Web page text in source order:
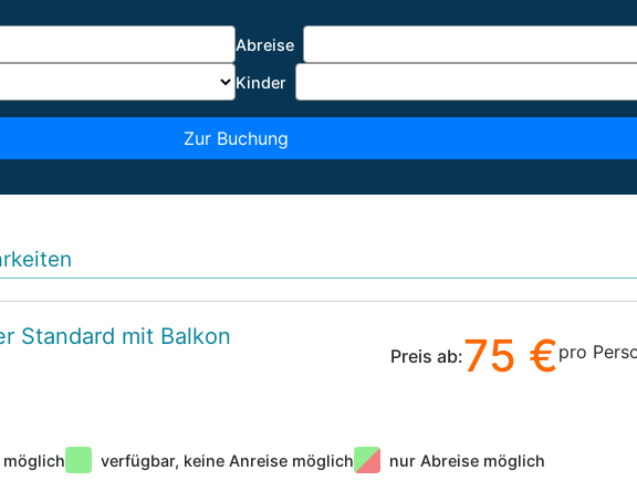
Abreise
Kinder
Zur Buchung
Standard mit Balkon
Preis ab:75 €pro
möglich verfügbar, keine Anreise möglich
nur Abreise möglich